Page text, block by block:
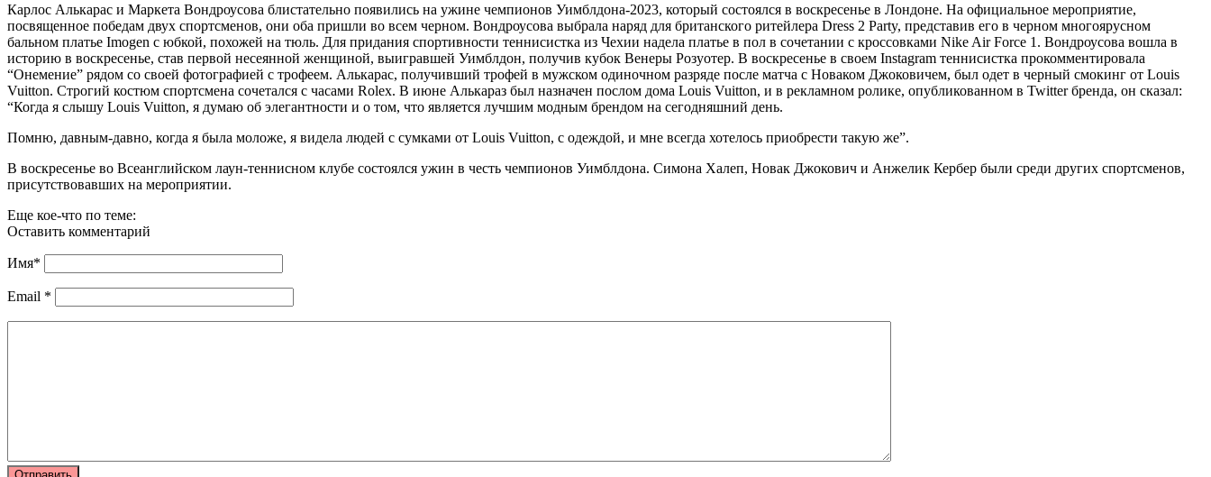
Карлос Алькарас и Маркета Вондроусова блистательно появились на ужине чемпионов Уимблдона-2023, который состоялся в воскресенье в Лондоне. На официальное мероприятие,
посвященное победам двух спортсменов, они оба пришли во всем черном. Вондроусова выбрала наряд для британского ритейлера Dress 2 Party, представив его в черном многоярусном
бальном платье Imogen с юбкой, похожей на тюль. Для придания спортивности теннисистка из Чехии надела платье в пол в сочетании с кроссовками Nike Air Force 1. Вондроусова вошла в
историю в воскресенье, став первой несеянной женщиной, выигравшей Уимблдон, получив кубок Венеры Розуотер. В воскресенье в своем Instagram теннисистка прокомментировала
“Онемение” рядом со своей фотографией с трофеем. Алькарас, получивший трофей в мужском одиночном разряде после матча с Новаком Джоковичем, был одет в черный смокинг от Louis
Vuitton. Строгий костюм спортсмена сочетался с часами Rolex. В июне Алькараз был назначен послом дома Louis Vuitton, и в рекламном ролике, опубликованном в Twitter бренда, он сказал:
“Когда я слышу Louis Vuitton, я думаю об элегантности и о том, что является лучшим модным брендом на сегодняшний день.
Помню, давным-давно, когда я была моложе, я видела людей с сумками от Louis Vuitton, с одеждой, и мне всегда хотелось приобрести такую же”.
В воскресенье во Всеанглийском лаун-теннисном клубе состоялся ужин в честь чемпионов Уимблдона. Симона Халеп, Новак Джокович и Анжелик Кербер были среди других спортсменов,
присутствовавших на мероприятии.
Еще кое-что по теме:
Оставить комментарий
Имя*
Email *